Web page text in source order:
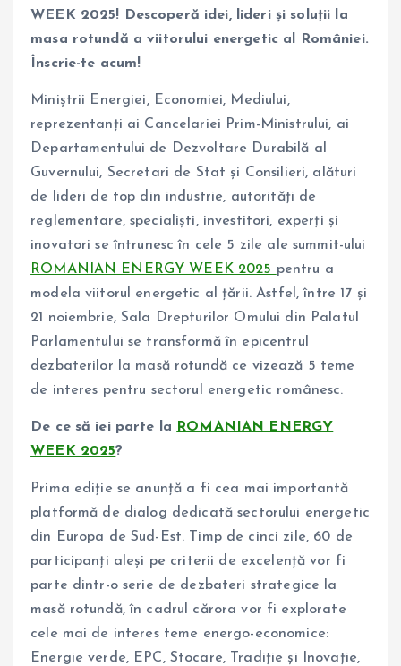
WEEK 2025! Descoperă idei, lideri și soluții la
masa rotundă a viitorului energetic al României.
Înscrie-te acum!
Miniștrii Energiei, Economiei, Mediului,
reprezentanți ai Cancelariei Prim-Ministrului, ai
Departamentului de Dezvoltare Durabilă al
Guvernului, Secretari de Stat și Consilieri, alături
de lideri de top din industrie, autorități de
reglementare, specialiști, investitori, experți și
inovatori se întrunesc în cele 5 zile ale summit-ului
ROMANIAN ENERGY WEEK 2025 pentru a
modela viitorul energetic al țării. Astfel, între 17 și
21 noiembrie, Sala Drepturilor Omului din Palatul
Parlamentului se transformă în epicentrul
dezbaterilor la masă rotundă ce vizează 5 teme
de interes pentru sectorul energetic românesc.
De ce să iei parte la ROMANIAN ENERGY
WEEK 2025?
Prima ediție se anunță a fi cea mai importantă
platformă de dialog dedicată sectorului energetic
din Europa de Sud-Est. Timp de cinci zile, 60 de
participanți aleși pe criterii de excelență vor fi
parte dintr-o serie de dezbateri strategice la
masă rotundă, în cadrul cărora vor fi explorate
cele mai de interes teme energo-economice:
Energie verde, EPC, Stocare, Tradiție și Inovație,